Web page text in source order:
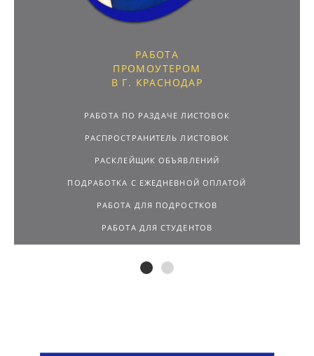
РАБОТА
ПРОМОУТЕРОМ
В Г. КРАСНОДАР
РАБОТА ПО РАЗДАЧЕ ЛИСТОВОК
РАСПРОСТРАНИТЕЛЬ ЛИСТОВОК
РАСКЛЕЙЩИК ОБЪЯВЛЕНИЙ
ПОДРАБОТКА С ЕЖЕДНЕВНОЙ ОПЛАТОЙ
РАБОТА ДЛЯ ПОДРОСТКОВ
РАБОТА ДЛЯ СТУДЕНТОВ